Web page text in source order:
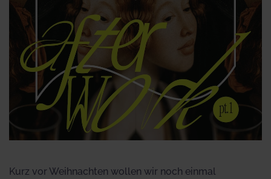
Kurz vor Weihnachten wollen wir noch einmal